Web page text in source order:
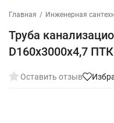
Главная / Инженерная
Труба
D160х3000х4,7 ПТК
Оставить отзыв